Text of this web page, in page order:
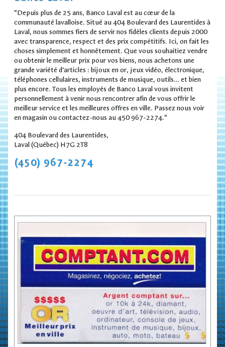
"Depuis plus de 25 ans, Banco Laval est au cœur de la
communauté lavalloise. Situé au 404 Boulevard des Laurentides à
Laval, nous sommes fiers de servir nos fidèles clients depuis 2000
avec transparence, respect et des prix compétitifs. Ici, on fait les
choses simplement et honnêtement. Que vous souhaitiez vendre
ou obtenir le meilleur prix pour vos biens, nous achetons une
grande variété d’articles : bijoux en or, jeux vidéo, électronique,
téléphones cellulaires, instruments de musique, outils… et bien
plus encore. Tous les employés de Banco Laval vous invitent
personnellement à venir nous rencontrer afin de vous offrir le
meilleur service et les meilleures offres en ville. Passez nous voir
en magasin ou contactez-nous au 450 967-2274."
404 Boulevard des Laurentides,
Laval (Québec) H7G 2T8
(450) 967-2274